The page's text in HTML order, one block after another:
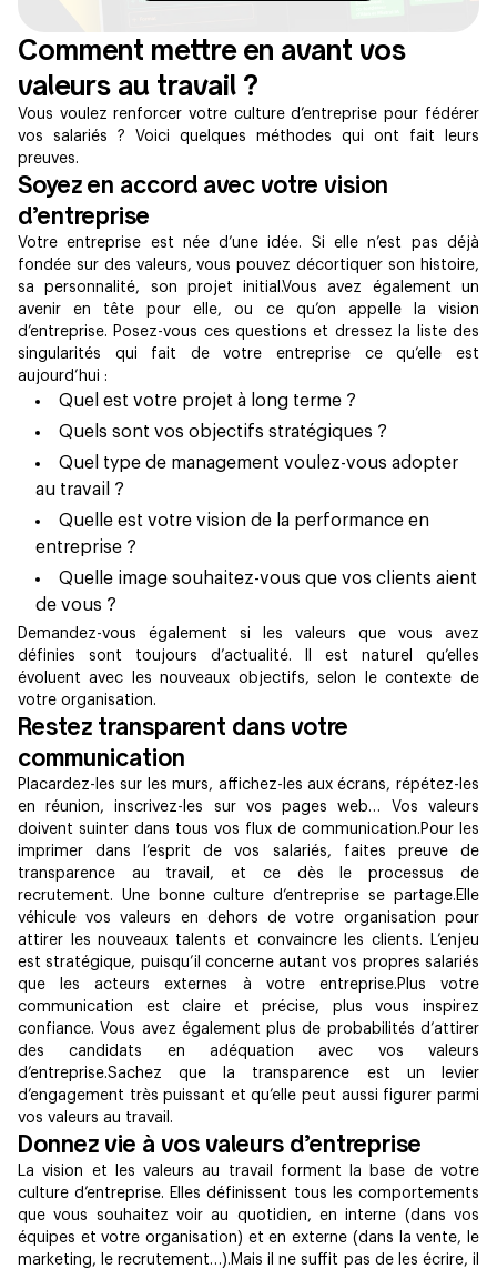
Comment mettre en avant vos
valeurs au travail ?
Vous voulez renforcer votre culture d’entreprise pour fédérer
vos salariés ? Voici quelques méthodes qui ont fait leurs
preuves.
Soyez en accord avec votre vision
d’entreprise
Votre entreprise est née d’une idée. Si elle n’est pas déjà
fondée sur des valeurs, vous pouvez décortiquer son histoire,
sa personnalité, son projet initial.Vous avez également un
avenir en tête pour elle, ou ce qu’on appelle la vision
d’entreprise.​ Posez-vous ces questions et dressez la liste des
singularités qui fait de votre entreprise ce qu’elle est
aujourd’hui :
Quel est votre projet à long terme ?
Quels sont vos objectifs stratégiques ?
Quel type de management voulez-vous adopter
au travail ?
Quelle est votre vision de la performance en
entreprise ?
Quelle image souhaitez-vous que vos clients aient
de vous ?
Demandez-vous également si les valeurs que vous avez
définies sont toujours d’actualité. Il est naturel qu’elles
évoluent avec les nouveaux objectifs, selon le contexte de
votre organisation.
Restez transparent dans votre
communication
Placardez-les sur les murs, affichez-les aux écrans, répétez-les
en réunion, inscrivez-les sur vos pages web… Vos valeurs
doivent suinter dans tous vos flux de communication.Pour les
imprimer dans l’esprit de vos salariés, faites preuve de
transparence au travail, et ce dès le processus de
recrutement. Une bonne culture d’entreprise se partage.Elle
véhicule vos valeurs en dehors de votre organisation pour
attirer les nouveaux talents et convaincre les clients. L’enjeu
est stratégique, puisqu’il concerne autant vos propres salariés
que les acteurs externes à votre entreprise.Plus votre
communication est claire et précise, plus vous inspirez
confiance. Vous avez également plus de probabilités d’attirer
des candidats en adéquation avec vos valeurs
d’entreprise.Sachez que la transparence est un levier
d’engagement très puissant et qu’elle peut aussi figurer parmi
vos valeurs au travail.
Donnez vie à vos valeurs d’entreprise
La vision et les valeurs au travail forment la base de votre
culture d’entreprise. Elles définissent tous les comportements
que vous souhaitez voir au quotidien, en interne (dans vos
équipes et votre organisation) et en externe (dans la vente, le
marketing, le recrutement…).Mais il ne suffit pas de les écrire, il